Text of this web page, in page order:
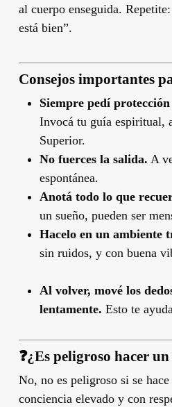
al cuerpo enseguida.
está bien”.
Consejos importantes
Siempre pedí
Invocá tu guía espiritual,
Superior.
No fuerces la salida. A
espontánea.
Anotá todo lo que
un sueño, pueden ser
Hacelo en un ambiente
sin ruidos, y con buena
Al volver, mové los
lentamente. Esto te
❓¿Es peligroso hacer
No, no es peligroso si se hace
conciencia elevado y con